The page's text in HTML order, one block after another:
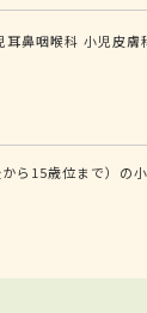
耳鼻咽喉科 小児皮膚
ら15歳位まで）の